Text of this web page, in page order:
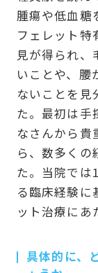
腫瘍や低血糖
フェレット特
見が得られ、
いことや、腰
ないことを見
た。最初は手
なさんから貴
ら、数多くの
た。当院では
る臨床経験に
ット治療にあ
具体的に、